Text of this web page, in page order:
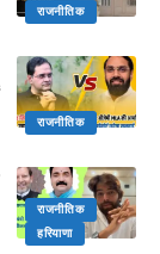
राजनीतिक
राजनीतिक
राजनीतिक
हरियाणा